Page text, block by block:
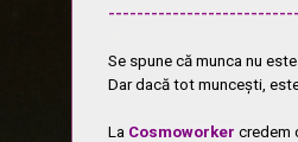
Se spune că munca nu
Dar dacă tot muncești,
La Cosmoworker credem